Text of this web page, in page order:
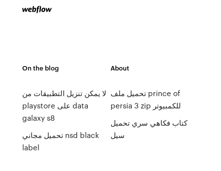
On the blog
لا يمكن تنزيل التطبيقات من
playstore على data
galaxy s8
تحميل مجاني nsd black
label
About
تحميل ملف prince of
persia 3 zip للكمبيوتر
كتاب فكاهي سري تحميل
سيل